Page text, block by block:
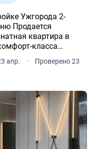
Ужгорода 2-
квартира в
класса
апр. ·
Проверено 23